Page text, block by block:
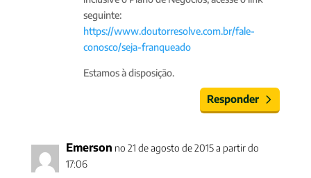
seguinte:
https://www.doutorresolve.com.br/fale-
conosco/seja-franqueado
Estamos à disposição.
Responder
Emerson no 21 de agosto de 2015 a partir do
17:06